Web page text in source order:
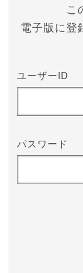
こ
電子版に登
ユーザーID
パスワード